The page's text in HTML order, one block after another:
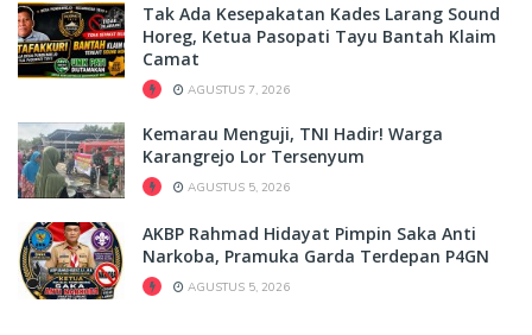
Tak Ada Kesepakatan Kades Larang Sound
Horeg, Ketua Pasopati Tayu Bantah Klaim
Camat
AGUSTUS 7, 2026
Kemarau Menguji, TNI Hadir! Warga
Karangrejo Lor Tersenyum
AGUSTUS 5, 2026
AKBP Rahmad Hidayat Pimpin Saka Anti
Narkoba, Pramuka Garda Terdepan P4GN
AGUSTUS 5, 2026